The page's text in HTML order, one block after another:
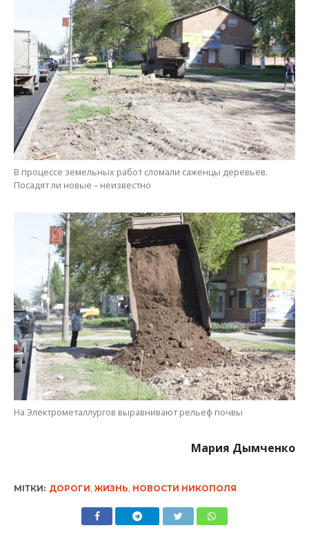
На Электрометаллургов выравнивают рельеф почвы
Мария Дымченко
МІТКИ: ДОРОГИ,ЖИЗНЬ, НОВОСТИ НИКОПОЛЯ